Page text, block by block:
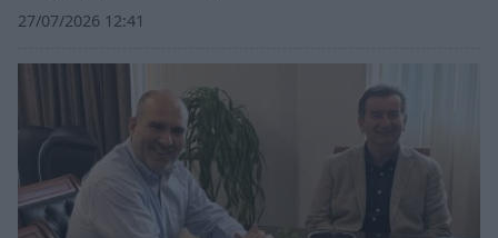
27/07/2026 12:41